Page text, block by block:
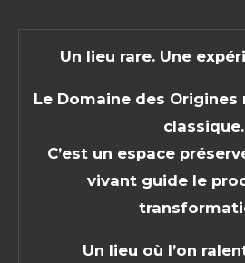
Un lieu rare. Une
Le Domaine des Origines
classique.
C’est un espace
vivant guide le
Un lieu où l’on